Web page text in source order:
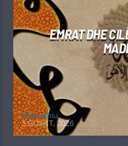
EMRAT DHE
Irfan Jahiu
5 GUSHT, 2026